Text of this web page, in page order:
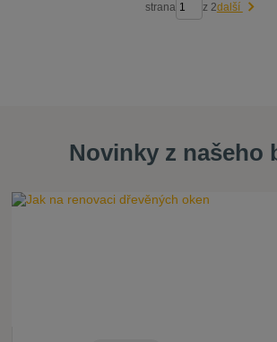
strana z 2další
Novinky z našeho